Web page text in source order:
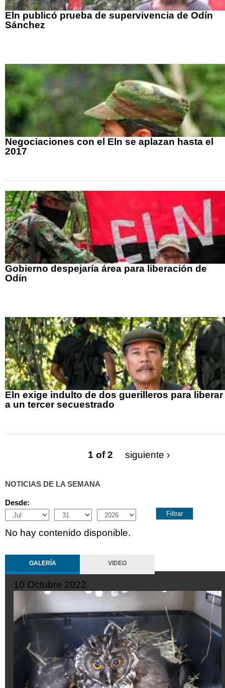
Eln publicó prueba de supervivencia de Odín
Sánchez
Negociaciones con el Eln se aplazan hasta el
2017
Gobierno despejaría área para liberación de
Odín
Eln exige indulto de dos guerilleros para liberar
a un tercer secuestrado
1 of 2 siguiente ›
NOTICIAS DE LA SEMANA
Desde:
Month
Day Year
No hay contenido disponible.
GALERÍA VIDEO
10 Octubre 2022